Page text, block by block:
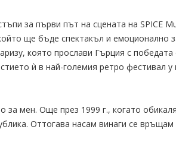
за първи път на сцената на SPICE
ще бъде спектакъл и емоционално
която прослави Гърция с победата
ѝ в най-големия ретро фестивал у
за мен. Още през 1999 г., когато
Оттогава насам винаги се връщам